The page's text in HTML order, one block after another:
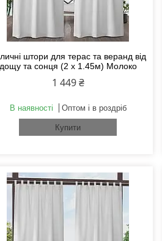
штори для терас та веранд від
дощу та сонця (2 х 1.45м) Молоко
1 449 ₴
В наявності Оптом і в роздріб
Купити